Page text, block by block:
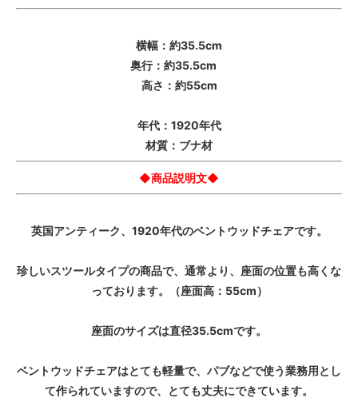
横幅：約35.5cm
奥行：約35.5cm
高さ：約55cm
年代：1920年代
材質：ブナ材
◆商品説明文◆
英国アンティーク、1920年代のベントウッドチェアです。
珍しいスツールタイプの商品で、通常より、座面の位置も高くな
っております。（座面高：55cm）
座面のサイズは直径35.5cmです。
ベントウッドチェアはとても軽量で、パブなどで使う業務用とし
て作られていますので、とても丈夫にできています。